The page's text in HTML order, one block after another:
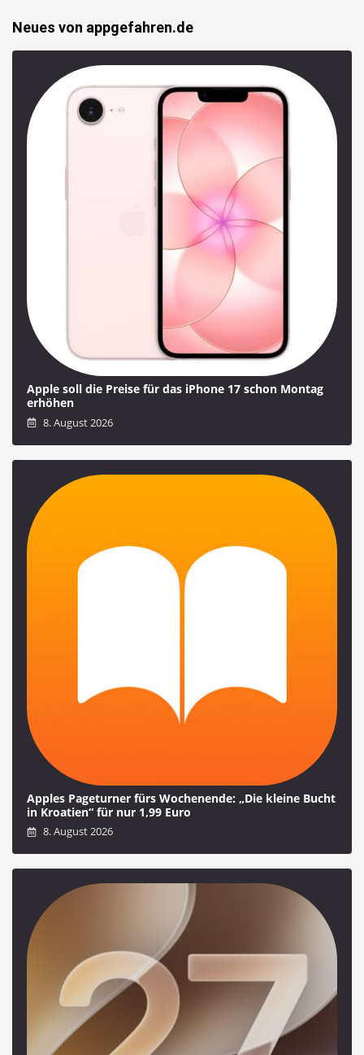
Neues von appgefahren.de
Apple soll die Preise für das iPhone 17 schon Montag
erhöhen
8. August 2026
Apples Pageturner fürs Wochenende: „Die kleine Bucht
in Kroatien“ für nur 1,99 Euro
8. August 2026